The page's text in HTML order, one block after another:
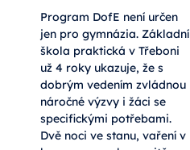
Program DofE není určen
jen pro gymnázia. Základní
škola praktická v Třeboni
už 4 roky ukazuje, že s
dobrým vedením zvládnou
náročné výzvy i žáci se
specifickými potřebami.
Dvě noci ve stanu, vaření v